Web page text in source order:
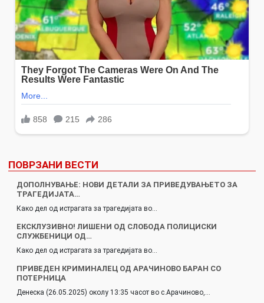
ПОВРЗАНИ ВЕСТИ
ДОПОЛНУВАЊЕ: НОВИ ДЕТАЛИ ЗА ПРИВЕДУВАЊЕТО ЗА
ТРАГЕДИЈАТА…
Како дел од истрагата за трагедијата во…
ЕКСКЛУЗИВНО! ЛИШЕНИ ОД СЛОБОДА ПОЛИЦИСКИ
СЛУЖБЕНИЦИ ОД…
Како дел од истрагата за трагедијата во…
ПРИВЕДЕН КРИМИНАЛЕЦ ОД АРАЧИНОВО БАРАН СО
ПОТЕРНИЦА
Денеска (26.05.2025) околу 13:35 часот во с.Арачиново,…